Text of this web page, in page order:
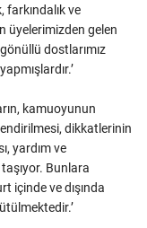
ve
üyelerimizden gelen
dostlarımız
kamuoyunun
dikkatlerinin
yardım ve
Bunlara
içinde ve dışında